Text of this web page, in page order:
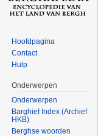
Hoofdpagina
Contact
Hulp
Onderwerpen
Onderwerpen
Barghief Index (Archief
HKB)
Berghse woorden